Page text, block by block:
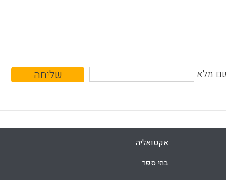
מלא
אקטואליה
בתי ספר